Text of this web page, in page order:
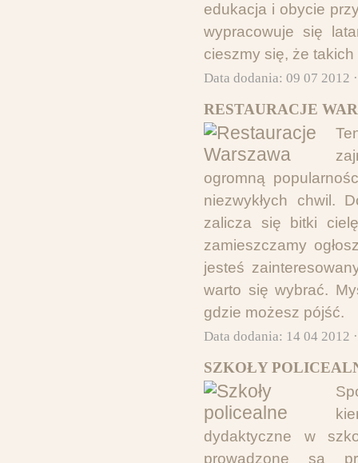
edukacja i obycie
wypracowuje się
cieszmy się, że
Data dodania: 09 07 2012
RESTAURACJE
ogromną
niezwykłych chwil.
zalicza się bitki
zamieszczamy
jesteś
warto się wybrać.
gdzie możesz pójść.
Data dodania: 14 04 2012
SZKOŁY
dydaktyczne w
prowadzone są